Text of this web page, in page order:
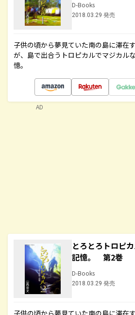
D-Books
2018.03.29 発売
子供の頃から夢見ていた南の島に滞在
が、島で出合うトロピカルでマジカル
憶。
とろとろトロピ
記憶。 第2巻
D-Books
2018.03.29 発売
子供の頃から夢見ていた南の島に滞在
AD